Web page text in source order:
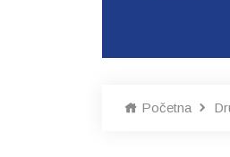
Početna